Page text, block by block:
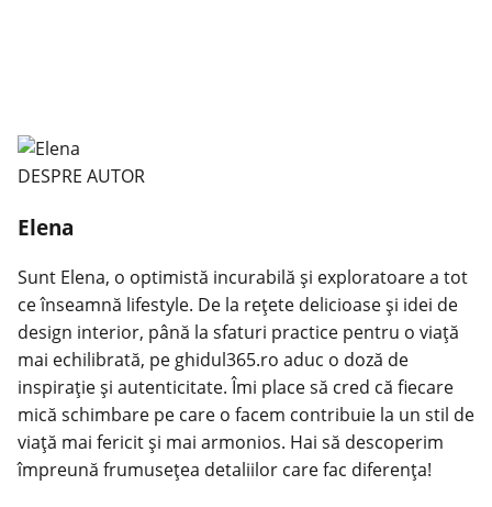
DESPRE AUTOR
Elena
Sunt Elena, o optimistă incurabilă și exploratoare a tot
ce înseamnă lifestyle. De la rețete delicioase și idei de
design interior, până la sfaturi practice pentru o viață
mai echilibrată, pe ghidul365.ro aduc o doză de
inspirație și autenticitate. Îmi place să cred că fiecare
mică schimbare pe care o facem contribuie la un stil de
viață mai fericit și mai armonios. Hai să descoperim
împreună frumusețea detaliilor care fac diferența!